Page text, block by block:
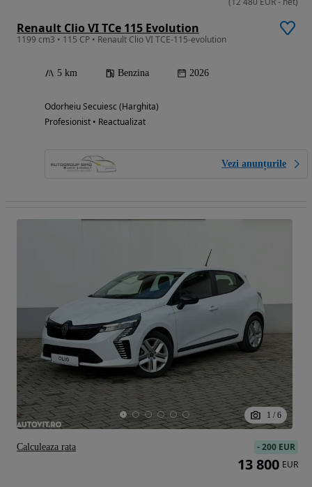
Renault Clio VI TCe 115 Evolution
1199 cm3 • 115 CP • Renault Clio VI TCE-115-evolution
5 km Benzina 2026
Odorheiu Secuiesc (Harghita)
Profesionist • Reactualizat
Vezi anunțurile
1 / 6
-200 EUR
13 800 EUR
Calculeaza rata